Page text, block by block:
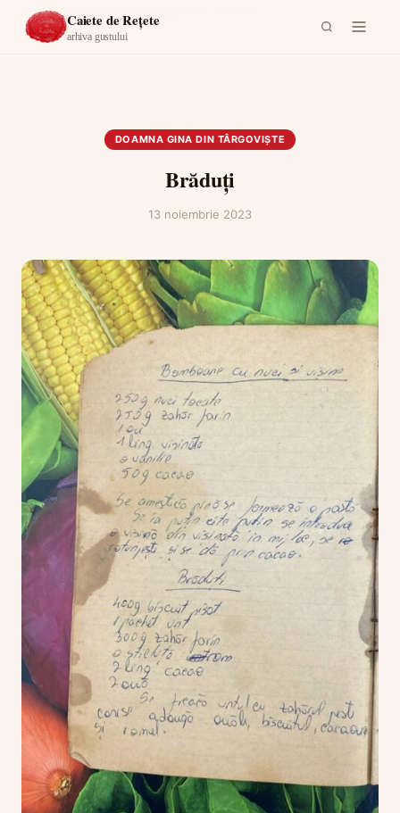
Caiete de Rețete
arhiva gustului
Acasă ›
DOAMNA GINA DIN TÂRGOVIȘTE
Brăduți
13 noiembrie 2023